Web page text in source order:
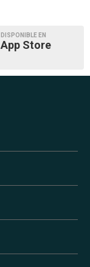
DISPONIBLE EN
App Store